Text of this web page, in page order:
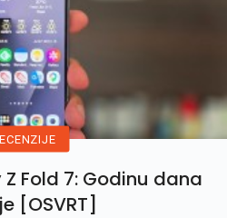
Fold 7: Godinu dana
[OSVRT]